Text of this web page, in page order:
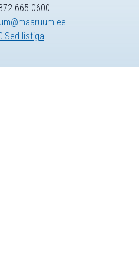
665 0600
listiga